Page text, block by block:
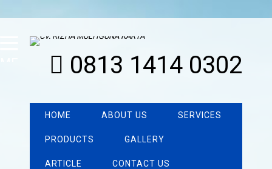
0813 1414 0302
HOME ABOUT US SERVICES
PRODUCTS GALLERY
ARTICLE CONTACT US